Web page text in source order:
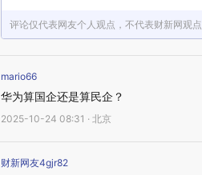
评论仅代表网友个人观点，不代表财新网观点
mario66
华为算国企还是算民企？
2025-10-24 08:31 · 北京
财新网友4gjr82